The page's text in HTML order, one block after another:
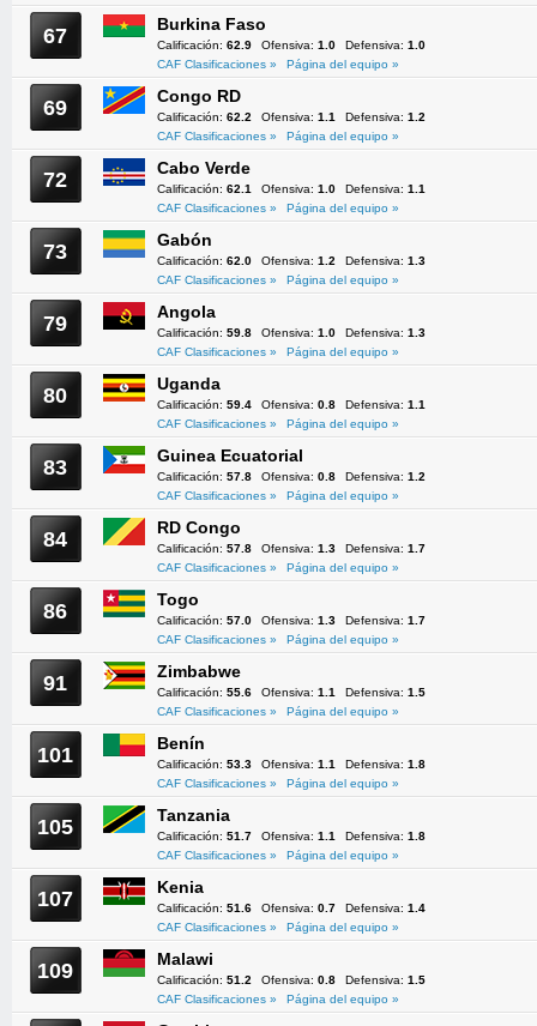
67 Burkina Faso
Calificación: 62.9 Ofensiva: 1.0 Defensiva: 1.0
CAF Clasificaciones »
Página del equipo »
69 Congo RD
Calificación: 62.2 Ofensiva: 1.1 Defensiva: 1.2
CAF Clasificaciones »
Página del equipo »
72 Cabo Verde
Calificación: 62.1 Ofensiva: 1.0 Defensiva: 1.1
CAF Clasificaciones »
Página del equipo »
73 Gabón
Calificación: 62.0 Ofensiva: 1.2 Defensiva: 1.3
CAF Clasificaciones »
Página del equipo »
79 Angola
Calificación: 59.8 Ofensiva: 1.0 Defensiva: 1.3
CAF Clasificaciones »
Página del equipo »
80 Uganda
Calificación: 59.4 Ofensiva: 0.8 Defensiva: 1.1
CAF Clasificaciones »
Página del equipo »
83 Guinea Ecuatorial
Calificación: 57.8 Ofensiva: 0.8 Defensiva: 1.2
CAF Clasificaciones »
Página del equipo »
84 RD Congo
Calificación: 57.8 Ofensiva: 1.3 Defensiva: 1.7
CAF Clasificaciones »
Página del equipo »
86 Togo
Calificación: 57.0 Ofensiva: 1.3 Defensiva: 1.7
CAF Clasificaciones »
Página del equipo »
91 Zimbabwe
Calificación: 55.6 Ofensiva: 1.1 Defensiva: 1.5
CAF Clasificaciones »
Página del equipo »
101 Benín
Calificación: 53.3 Ofensiva: 1.1 Defensiva: 1.8
CAF Clasificaciones »
Página del equipo »
105 Tanzania
Calificación: 51.7 Ofensiva: 1.1 Defensiva: 1.8
CAF Clasificaciones »
Página del equipo »
107 Kenia
Calificación: 51.6 Ofensiva: 0.7 Defensiva: 1.4
CAF Clasificaciones »
Página del equipo »
109 Malawi
Calificación: 51.2 Ofensiva: 0.8 Defensiva: 1.5
CAF Clasificaciones »
Página del equipo »